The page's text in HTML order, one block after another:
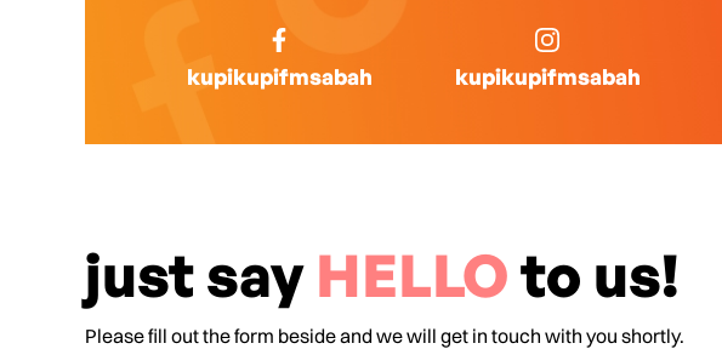
kupikupifmsabah kupikupifmsabah
just say HELLOto us!
Please fill out the form beside and we will get in touch with you shortly.